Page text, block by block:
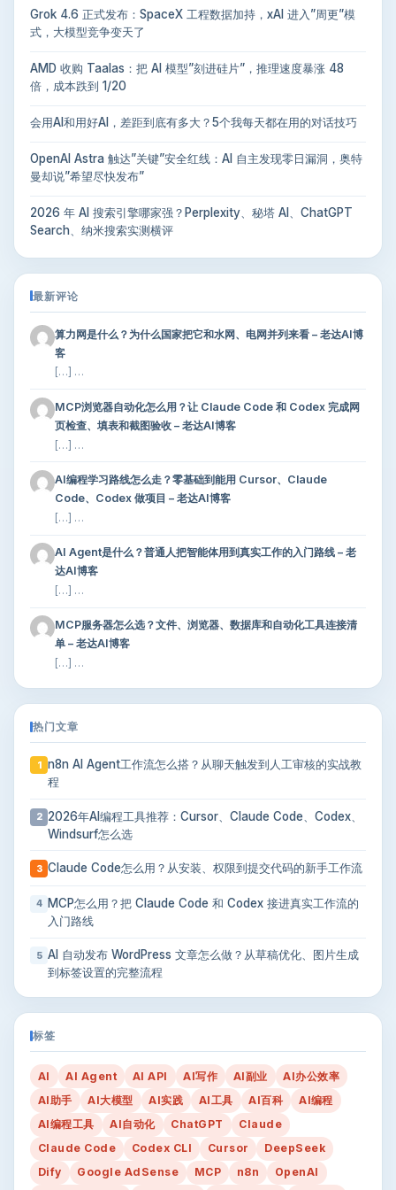
Grok 4.6 正式发布：SpaceX 工程数据加持，xAI 进入”周更”模
式，大模型竞争变天了
AMD 收购 Taalas：把 AI 模型”刻进硅片”，推理速度暴涨 48
倍，成本跌到 1/20
会用AI和用好AI，差距到底有多大？5个我每天都在用的对话技巧
OpenAI Astra 触达”关键”安全红线：AI 自主发现零日漏洞，奥特
曼却说”希望尽快发布”
2026 年 AI 搜索引擎哪家强？Perplexity、秘塔 AI、ChatGPT
Search、纳米搜索实测横评
最新评论
算力网是什么？为什么国家把它和水网、电网并列来看 – 老达AI博
客
[…] …
MCP浏览器自动化怎么用？让 Claude Code 和 Codex 完成网
页检查、填表和截图验收 – 老达AI博客
[…] …
AI编程学习路线怎么走？零基础到能用 Cursor、Claude
Code、Codex 做项目 – 老达AI博客
[…] …
AI Agent是什么？普通人把智能体用到真实工作的入门路线 – 老
达AI博客
[…] …
MCP服务器怎么选？文件、浏览器、数据库和自动化工具连接清
单 – 老达AI博客
[…] …
热门文章
1 n8n AI Agent工作流怎么搭？从聊天触发到人工审核的实战教
程
2 2026年AI编程工具推荐：Cursor、Claude Code、Codex、
Windsurf怎么选
3 Claude Code怎么用？从安装、权限到提交代码的新手工作流
4
MCP怎么用？把 Claude Code 和 Codex 接进真实工作流的
入门路线
5 AI 自动发布 WordPress 文章怎么做？从草稿优化、图片生成
到标签设置的完整流程
标签
AI AI Agent AI API AI写作 AI副业
AI办公效率
AI助手
AI大模型 AI实践 AI工具 AI百科
AI编程
AI编程工具
AI自动化 ChatGPT
Claude
Claude Code
Codex CLI Cursor
DeepSeek
Dify
Google AdSense MCP n8n
OpenAI